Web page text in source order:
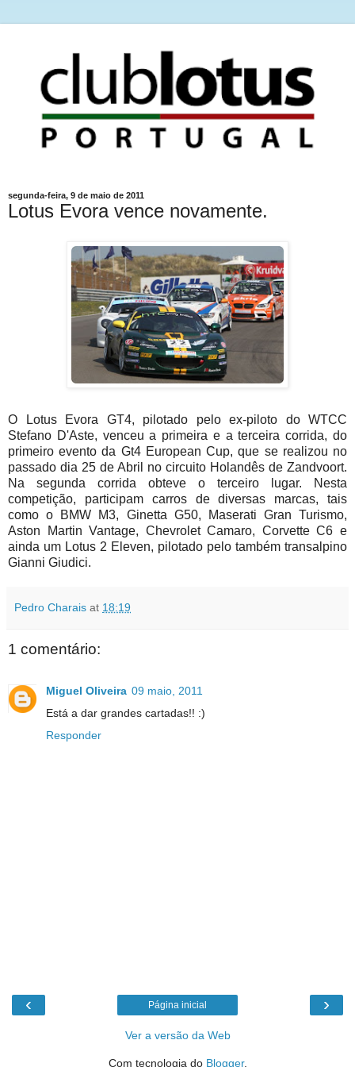
segunda-feira, 9 de maio de 2011
Lotus Evora vence novamente.
O Lotus Evora GT4, pilotado pelo ex-piloto do WTCC
Stefano D'Aste, venceu a primeira e a terceira corrida, do
primeiro evento da Gt4 European Cup, que se realizou no
passado dia 25 de Abril no circuito Holandês de Zandvoort.
Na segunda corrida obteve o terceiro lugar. Nesta
competição, participam carros de diversas marcas, tais
como o BMW M3, Ginetta G50, Maserati Gran Turismo,
Aston Martin Vantage, Chevrolet Camaro, Corvette C6 e
ainda um Lotus 2 Eleven, pilotado pelo também transalpino
Gianni Giudici.
Pedro Charais at 18:19
1 comentário:
Miguel Oliveira 09 maio, 2011
Está a dar grandes cartadas!! :)
Responder
‹ ›
Página inicial
Ver a versão da Web
Com tecnologia do Blogger.